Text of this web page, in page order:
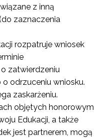
z inną
zaznaczenia
rozpatruje wniosek
zatwierdzeniu
odrzuceniu wniosku.
zaskarżeniu.
objętych honorowym
Edukacji, a także
jest partnerem, mogą